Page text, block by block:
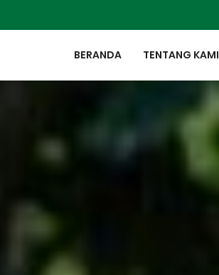
BERANDA TENTANG KAMI